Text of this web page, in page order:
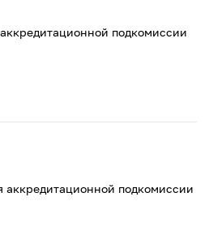
подкомиссии
подкомиссии